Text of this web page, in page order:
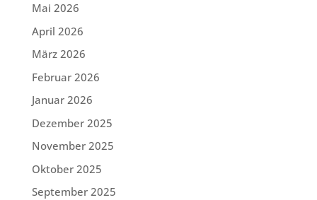
Mai 2026
April 2026
März 2026
Februar 2026
Januar 2026
Dezember 2025
November 2025
Oktober 2025
September 2025